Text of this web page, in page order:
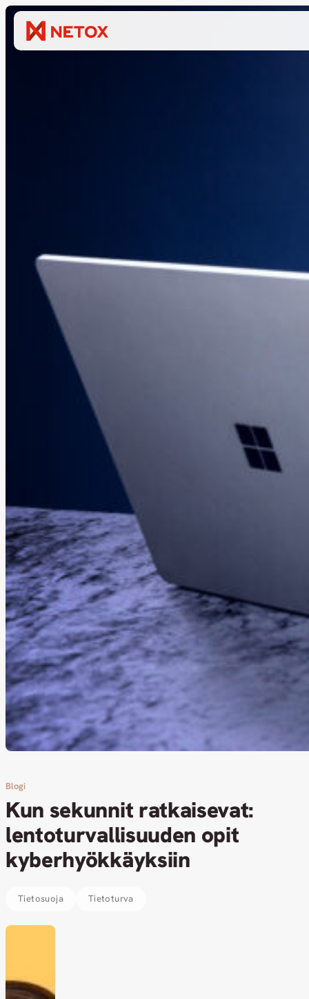
Blogi
Kun sekunnit ratkaisevat:
lentoturvallisuuden opit
kyberhyökkäyksiin
Tietosuoja Tietoturva